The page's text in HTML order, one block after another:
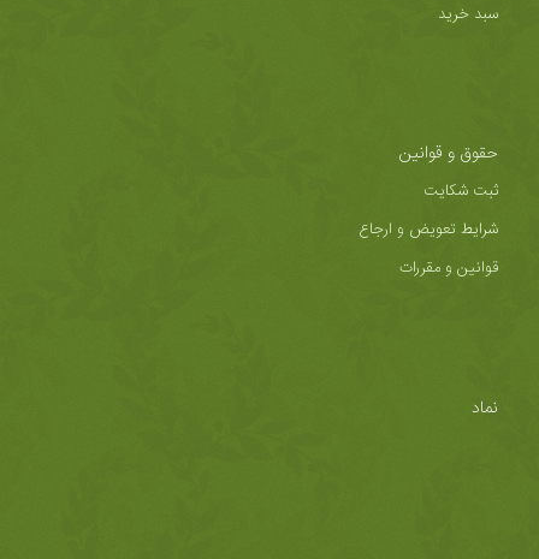
سبد خرید
حقوق و قوانین
ثبت شکایت
شرایط تعویض و ارجاع
قوانین و مقررات
نماد